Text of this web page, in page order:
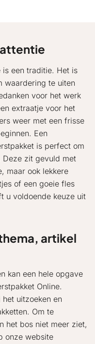
is een traditie. Het is
waardering te uiten
voor het werk
extraatje voor het
weer met een frisse
Een
is perfect om
zit gevuld met
maar ook lekkere
of een goeie fles
u voldoende keuze uit
artikel
kan een hele opgave
Online.
uitzoeken en
Om te
het bos niet meer ziet,
onze website